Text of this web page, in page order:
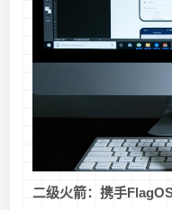
二级火箭：携手